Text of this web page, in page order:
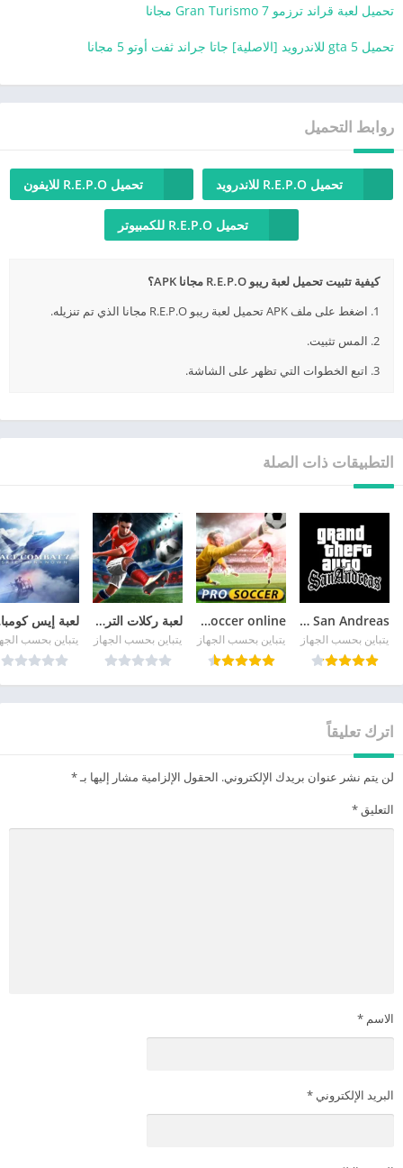
تحميل لعبة قراند ترزمو 7 Gran Turismo مجانا
تحميل gta 5 للاندرويد [الاصلية] جاتا جراند ثفت أوتو 5 مجانا
روابط التحميل
تحميل R.E.P.O للاندرويد تحميل R.E.P.O للايفون
تحميل R.E.P.O للكمبيوتر
كيفية تثبيت تحميل لعبة ريبو R.E.P.O مجانا APK؟
1. اضغط على ملف APK تحميل لعبة ريبو R.E.P.O مجانا الذي تم تنزيله.
2. المس تثبيت.
3. اتبع الخطوات التي تظهر على الشاشة.
التطبيقات ذات الصلة
GTA San Andreas
يتباين بحسب الجهاز
pro soccer online مهكرة
يتباين بحسب الجهاز
لعبة ركلات الترجيح
يتباين بحسب الجهاز يتباين بحسب
اترك تعليقاً
لن يتم نشر عنوان بريدك الإلكتروني. الحقول الإلزامية مشار إليها بـ*
التعليق *
الاسم *
البريد الإلكتروني *